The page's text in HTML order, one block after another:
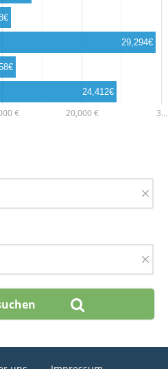
€ 20,000 € 3…
29,294€
24,412€
×
×